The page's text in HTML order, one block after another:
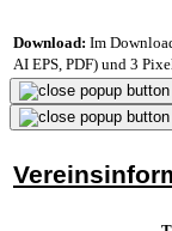
Download: Im
AI EPS, PDF) und 3